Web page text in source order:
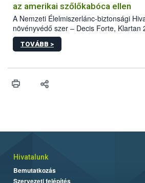
az amerikai szőlőkabóca ellen
A Nemzeti Élelmiszerlánc-biztonsági
növényvédő szer – Decis Forte, Klartan
engedélyokiratát módosította, így azok a
egészen a vesszőérettség (BBCH 91)
érésű szőlőkben is legyen lehetőség a
felhasználók számára is elérhető és
TOVÁBB >
Hivatalunk
Bemutatkozás
Szervezeti felépítés